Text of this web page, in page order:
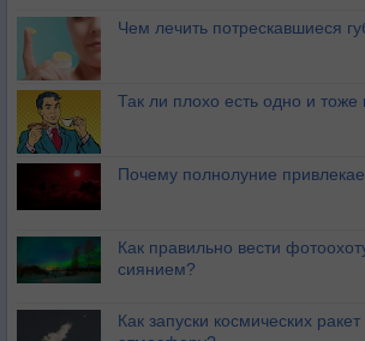
Чем лечить потрескавшиеся
Так ли плохо есть одно и
Почему полнолуние
Как правильно вести
сиянием?
Как запуски космических